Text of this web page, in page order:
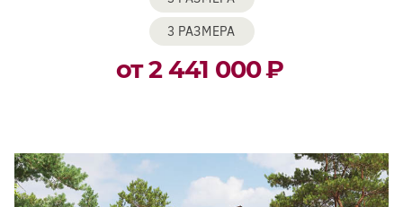
3 РАЗМЕРА
от 2 441 000₽